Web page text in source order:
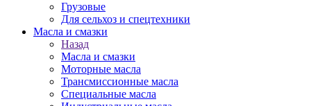
Грузовые
Для сельхоз и спецтехники
Масла и смазки
Назад
Масла и смазки
Моторные масла
Трансмиссионные масла
Специальные масла